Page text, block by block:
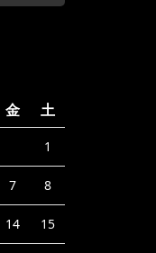
金 土
1
7 8
14 15